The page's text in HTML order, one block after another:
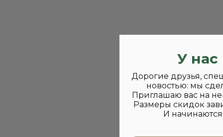
У нас
Дорогие друзья,
новостью: мы
Приглашаю вас на
Размеры скидок
И начинаются